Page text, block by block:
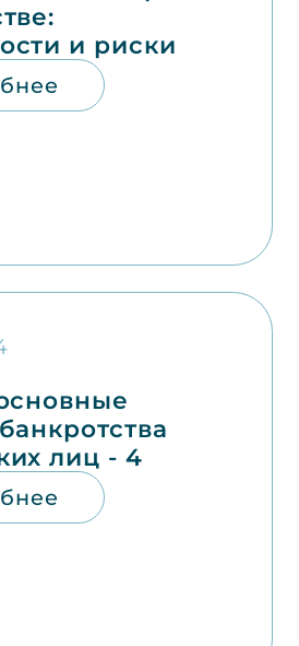
и риски
лиц - 4